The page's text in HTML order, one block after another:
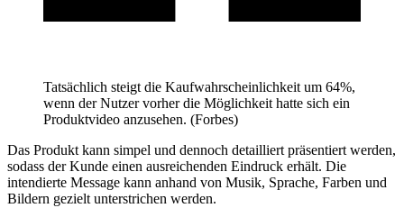
Tatsächlich steigt die Kaufwahrscheinlichkeit um 64%,
wenn der Nutzer vorher die Möglichkeit hatte sich ein
Produktvideo anzusehen. (Forbes)
Das Produkt kann simpel und dennoch detailliert präsentiert werden,
sodass der Kunde einen ausreichenden Eindruck erhält. Die
intendierte Message kann anhand von Musik, Sprache, Farben und
Bildern gezielt unterstrichen werden.